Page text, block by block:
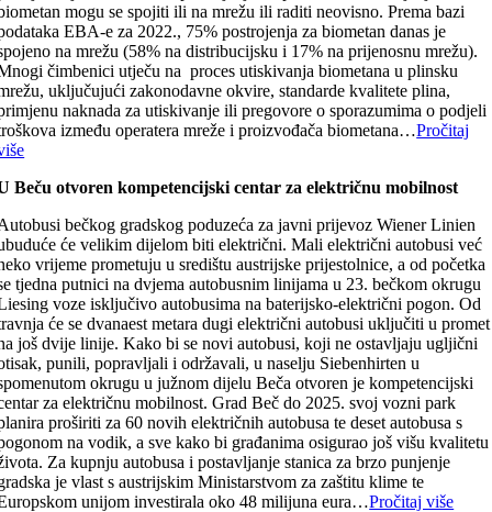
mogu se spojiti ili na mrežu ili raditi neovisno. Prema bazi
EBA-e za 2022., 75% postrojenja za biometan danas je
na mrežu (58% na distribucijsku i 17% na prijenosnu mrežu).
čimbenici utječu na proces utiskivanja biometana u plinsku
uključujući zakonodavne okvire, standarde kvalitete plina,
naknada za utiskivanje ili pregovore o sporazumima o podjeli
između operatera mreže i proizvođača biometana…Pročitaj
Beču otvoren kompetencijski centar za električnu mobilnost
bečkog gradskog poduzeća za javni prijevoz Wiener Linien
će velikim dijelom biti električni. Mali električni autobusi već
vrijeme prometuju u središtu austrijske prijestolnice, a od početka
tjedna putnici na dvjema autobusnim linijama u 23. bečkom okrugu
voze isključivo autobusima na baterijsko-električni pogon. Od
će se dvanaest metara dugi električni autobusi uključiti u promet
još dvije linije. Kako bi se novi autobusi, koji ne ostavljaju ugljični
punili, popravljali i održavali, u naselju Siebenhirten u
okrugu u južnom dijelu Beča otvoren je kompetencijski
za električnu mobilnost. Grad Beč do 2025. svoj vozni park
proširiti za 60 novih električnih autobusa te deset autobusa s
na vodik, a sve kako bi građanima osigurao još višu kvalitetu
Za kupnju autobusa i postavljanje stanica za brzo punjenje
je vlast s austrijskim Ministarstvom za zaštitu klime te
unijom investirala oko 48 milijuna eura…Pročitaj više